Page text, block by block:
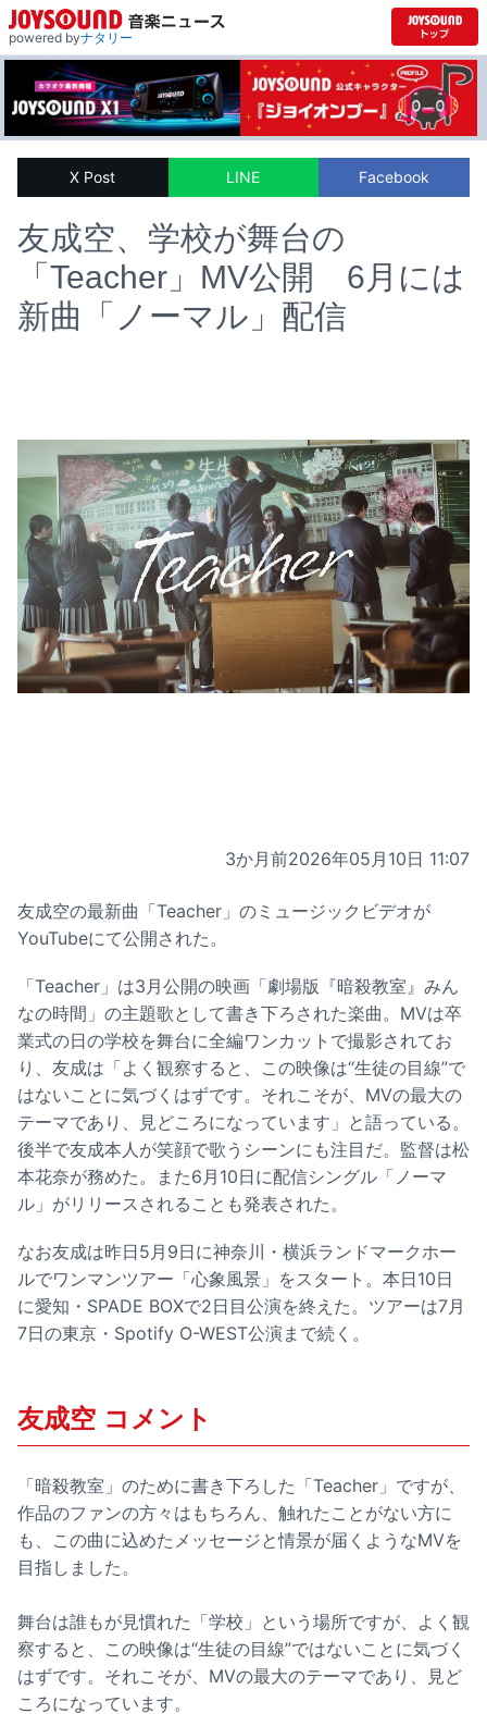
powered byナタリー
X Post LINE Facebook
友成空、学校が舞台の
「Teacher」MV公開 6月には
新曲「ノーマル」配信
3か月前2026年05月10日 11:07
友成空の最新曲「Teacher」のミュージックビデオが
YouTubeにて公開された。
「Teacher」は3月公開の映画「劇場版『暗殺教室』みん
なの時間」の主題歌として書き下ろされた楽曲。MVは卒
業式の日の学校を舞台に全編ワンカットで撮影されてお
り、友成は「よく観察すると、この映像は“生徒の目線”で
はないことに気づくはずです。それこそが、MVの最大の
テーマであり、見どころになっています」と語っている。
後半で友成本人が笑顔で歌うシーンにも注目だ。監督は松
本花奈が務めた。また6月10日に配信シングル「ノーマ
ル」がリリースされることも発表された。
なお友成は昨日5月9日に神奈川・横浜ランドマークホー
ルでワンマンツアー「心象風景」をスタート。本日10日
に愛知・SPADE BOXで2日目公演を終えた。ツアーは7月
7日の東京・Spotify O-WEST公演まで続く。
友成空 コメント
「暗殺教室」のために書き下ろした「Teacher」ですが、
作品のファンの方々はもちろん、触れたことがない方に
も、この曲に込めたメッセージと情景が届くようなMVを
目指しました。
舞台は誰もが見慣れた「学校」という場所ですが、よく観
察すると、この映像は“生徒の目線”ではないことに気づく
はずです。それこそが、MVの最大のテーマであり、見ど
ころになっています。